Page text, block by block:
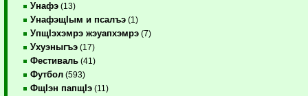
Унафэ (13)
УнафэщIым и псалъэ (1)
УпщIэхэмрэ жэуапхэмрэ (7)
Ухуэныгъэ (17)
Фестиваль (41)
Футбол (593)
ФщIэн папщIэ (11)